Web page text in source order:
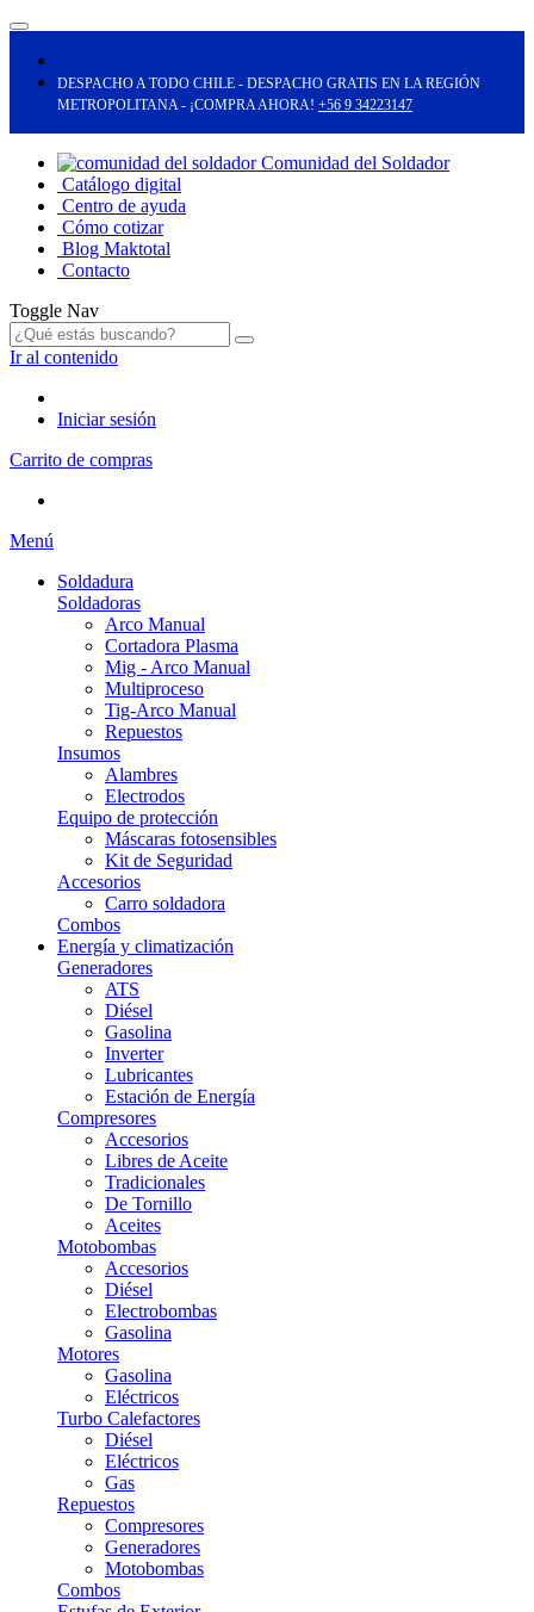
DESPACHO A TODO CHILE - DESPACHO GRATIS EN LA REGIÓN
METROPOLITANA - ¡COMPRA AHORA! +56 9 34223147
Comunidad del Soldador
Catálogo digital
Centro de ayuda
Cómo cotizar
Blog Maktotal
Contacto
Toggle Nav
Ir al contenido
Iniciar sesión
Carrito de compras
Menú
Soldadura
Soldadoras
Arco Manual
Cortadora Plasma
Mig - Arco Manual
Multiproceso
Tig-Arco Manual
Repuestos
Insumos
Alambres
Electrodos
Equipo de protección
Máscaras fotosensibles
Kit de Seguridad
Accesorios
Carro soldadora
Combos
Energía y climatización
Generadores
ATS
Diésel
Gasolina
Inverter
Lubricantes
Estación de Energía
Compresores
Accesorios
Libres de Aceite
Tradicionales
De Tornillo
Aceites
Motobombas
Accesorios
Diésel
Electrobombas
Gasolina
Motores
Gasolina
Eléctricos
Turbo Calefactores
Diésel
Eléctricos
Gas
Repuestos
Compresores
Generadores
Motobombas
Combos